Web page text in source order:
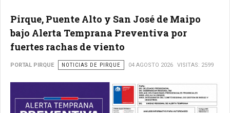
Pirque, Puente Alto y San José de Maipo
bajo Alerta Temprana Preventiva por
fuertes rachas de viento
PORTAL PIRQUE NOTICIAS DE PIRQUE 04 AGOSTO 2026 VISITAS: 2599